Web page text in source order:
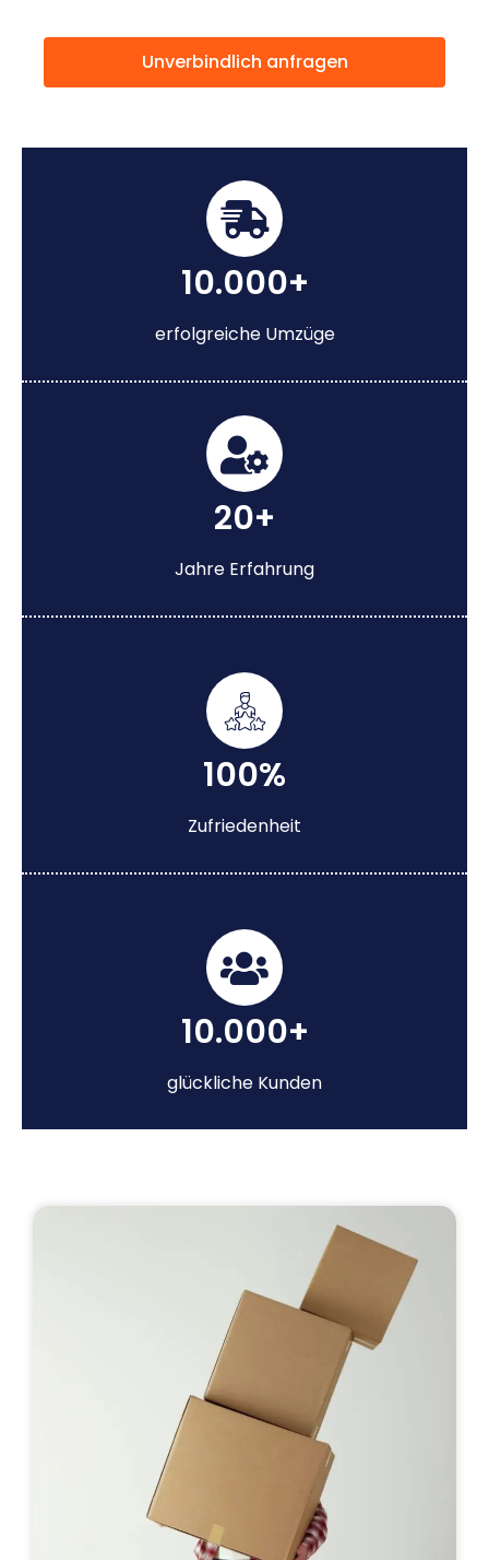
Unverbindlich anfragen
10.000+
erfolgreiche Umzüge
20+
Jahre Erfahrung
100%
Zufriedenheit
10.000+
glückliche Kunden